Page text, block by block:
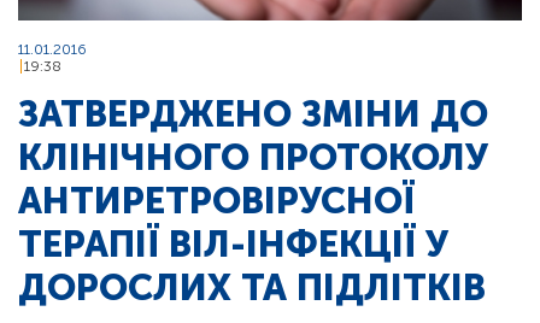
11.01.2016
19:38
ЗАТВЕРДЖЕНО ЗМІНИ ДО
КЛІНІЧНОГО ПРОТОКОЛУ
АНТИРЕТРОВІРУСНОЇ
ТЕРАПІЇ ВІЛ-ІНФЕКЦІЇ У
ДОРОСЛИХ ТА ПІДЛІТКІВ